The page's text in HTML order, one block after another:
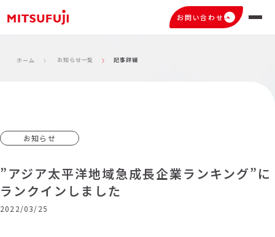
お問い合わせ
ホーム お知らせ一覧 記事詳細
お知らせ
”アジア太平洋地域急成長企業ランキング”に
ランクインしました
2022/03/25